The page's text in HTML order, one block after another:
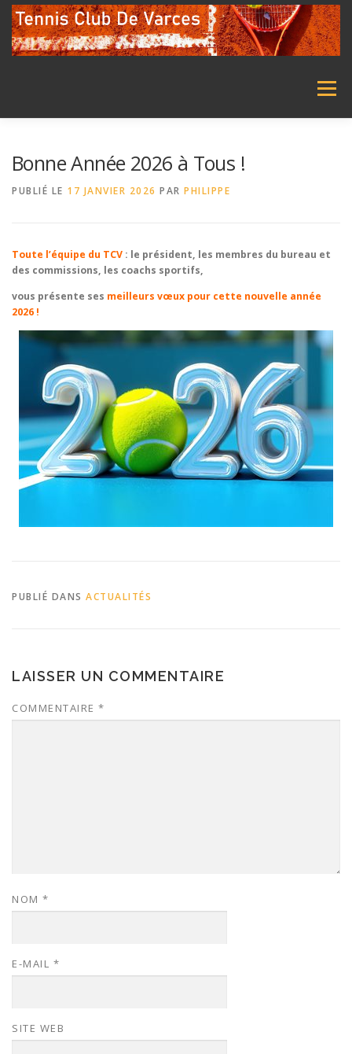
Aller
contenu
Menu
TOURNOIS NOUS CONTACTER
Bonne Année 2026 à Tous !
PUBLIÉ LE 17 JANVIER 2026 PAR PHILIPPE
Toute l’équipe du TCV : le président, les membres du bureau et
des commissions, les coachs sportifs,
vous présente ses meilleurs vœux pour cette nouvelle année
2026 !
PUBLIÉ DANS ACTUALITÉS
LAISSER UN COMMENTAIRE
COMMENTAIRE *
NOM *
E-MAIL *
SITE WEB